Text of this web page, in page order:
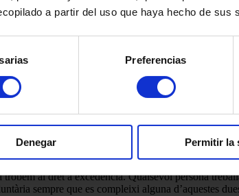
a partir del uso que haya hecho de sus
Preferencias
Denegar Permitir la
són compatibles amb la reducció de jornada per
que els treballadors tindran dret a un permís
setmanes, contínues o discontínues, es pot gaudir
al dret a excedència. Qualsevol persona
sempre que es compleixi alguna d’aquestes